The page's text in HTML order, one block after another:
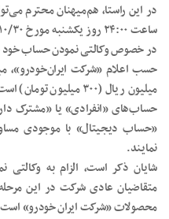
در خصوص وکالتی نمودن حساب خود
میلیون ریال (۳۰۰
حساب‌های «انفرادی» یا «مشترک
«حساب دیجیتال» با موجودی
نمایند.
شایان ذکر است، الزام به
متقاضیان عادی شرکت در این
محصولات «شرکت ایران خودرو»